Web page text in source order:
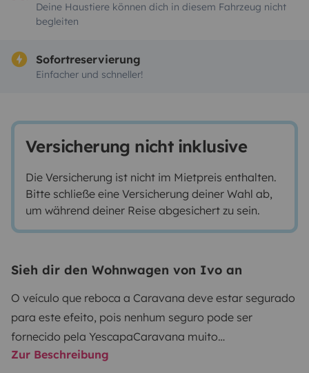
Deine Haustiere können dich in diesem Fahrzeug nicht
begleiten
Sofortreservierung
Einfacher und schneller!
Versicherung nicht inklusive
Die Versicherung ist nicht im Mietpreis enthalten.
Bitte schließe eine Versicherung deiner Wahl ab,
um während deiner Reise abgesichert zu sein.
Sieh dir den Wohnwagen von Ivo an
O veículo que reboca a Caravana deve estar segurado
para este efeito, pois nenhum seguro pode ser
fornecido pela YescapaCaravana muito
acolhedoraIdeal para umas férias em
Zur Beschreibung